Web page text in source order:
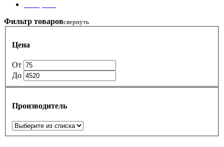
Фильтр товаровсвернуть
Цена
От
До
Производитель